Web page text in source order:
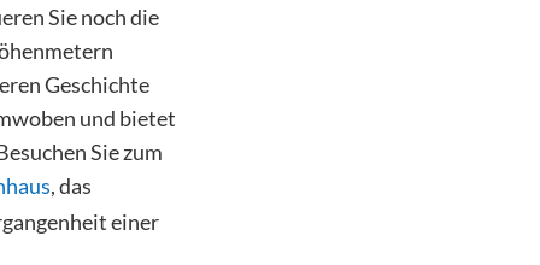
Sie noch die
Geschichte
und bietet
Sie zum
, das
einer